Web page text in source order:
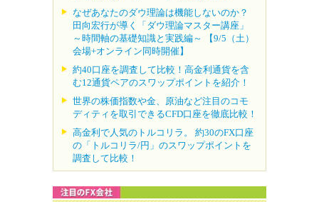
なぜあなたのダウ理論は機能しないのか？
田向宏行が導く「ダウ理論マスター講座」
～時間軸の基礎知識と実践編～ 【9/5（土）
会場+オンライン同時開催】
約40口座を調査して比較！高金利通貨を含
む12通貨ペアのスワップポイントを紹介！
世界の株価指数や金、原油など注目のコモ
ディティを取引できるCFD口座を徹底比較！
高金利で人気のトルコリラ。 約30のFX口座
の「トルコリラ/円」のスワップポイントを
調査して比較！